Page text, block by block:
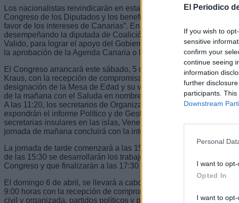
El Periodico
If you wish to
sensitive
confirm your
continue seeing
information
further
participants.
Downstream
Personal
I want to
Opted In
I want to
Los nacionalistas reivindicarán en esta cita congresual, la
Congreso de los Diputados y los beneficios de “ampliar nuestra
favor de los intereses de Canarias”. En esta línea, Toledo puso
desempeñando la diputada de Coalición Canaria en el Congreso
Valido, para lograr el apoyo del Gobierno de España “en temas
la aprobación de la Agenda Canaria o la gratuidad del transporte”.
El Congreso arrancará este sábado, 5 de abril, a las 9 de la
Kraus, con la recepción de compromisarios e invitados al acto. A
designación de la Mesa de Edad y su votación. La apertura del
de la mañana con el Saluda en nombre de CC Gran Canaria,
A las 11:20, los secretarios de Organización y General de CC,
expondrán el informe Político y de Gestión. Posteriormente,
secretarias insulares en las islas, Venezuela y de los Jóvenes
jornada de mañana concluirá con la intervención del Secretario
La jornada de tarde comenzará a las 15:00 horas con la
de las 15:30 se desarrollarán los trabajos de las tres ponencias
Congreso y que finalizarán a las 17:30 con un acto de convivencia.
El domingo 6 de abril, se llevará a cabo la segunda jornada del
9:00 horas con la recepción de compromisarios, invitados del
civil y organizada, partidos políticos y prensa.